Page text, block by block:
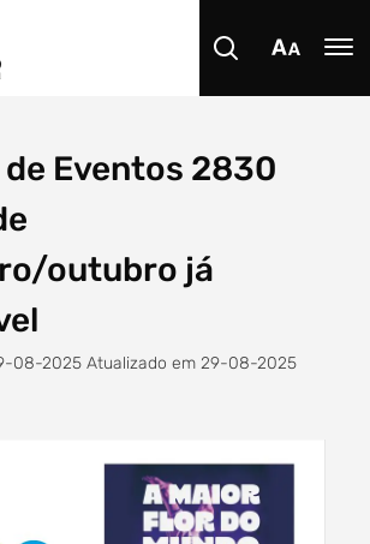
Eventos 2830
outubro já
08-2025 Atualizado em 29-08-2025